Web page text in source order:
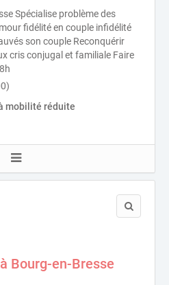
Spécialise problème des
fidélité en couple infidélité
son couple Reconquérir
cris conjugal et familiale Faire
mobilité réduite
Bourg-en-Bresse